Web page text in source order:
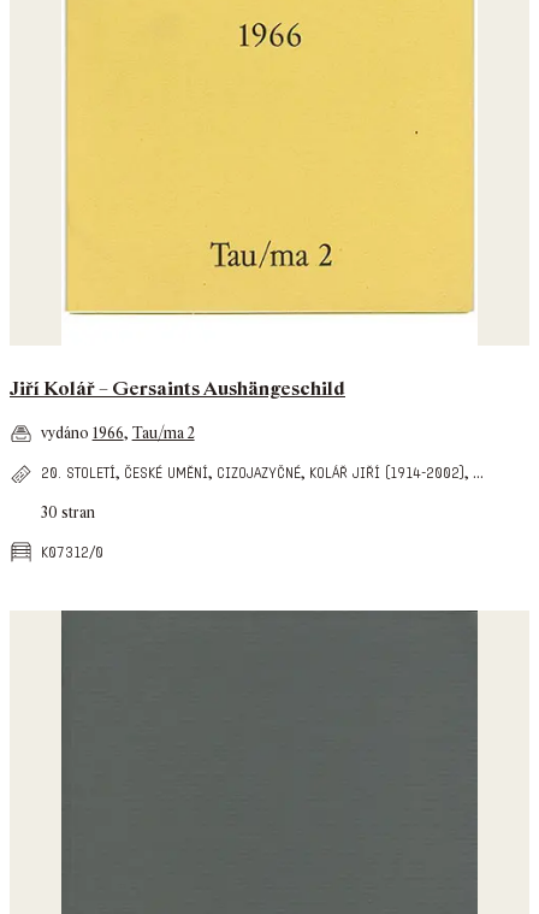
Jiří Kolář – Gersaints Aushängeschild
vydáno 1966, Tau/ma 2
20. století, české umění, cizojazyčné, kolář jiří (1914-2002), ...
30 stran
k07312/0